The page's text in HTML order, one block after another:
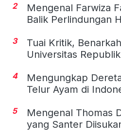
2
Mengenal Farwiza
Balik Perlindungan
3
Tuai Kritik,
Universitas
4
Mengungkap
Telur Ayam di
5
Mengenal Thomas
yang Santer